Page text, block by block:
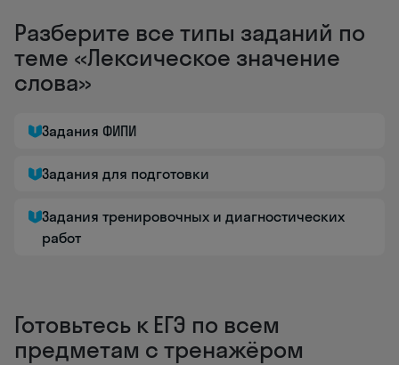
Разберите все типы заданий по
теме «Лексическое значение
слова»
Задания ФИПИ
Задания для подготовки
Задания тренировочных и диагностических
работ
Готовьтесь к ЕГЭ по всем
предметам с тренажёром